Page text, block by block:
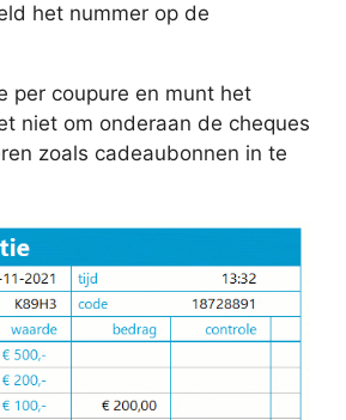
het nummer op de
per coupure en munt het
niet om onderaan de cheques
zoals cadeaubonnen in te